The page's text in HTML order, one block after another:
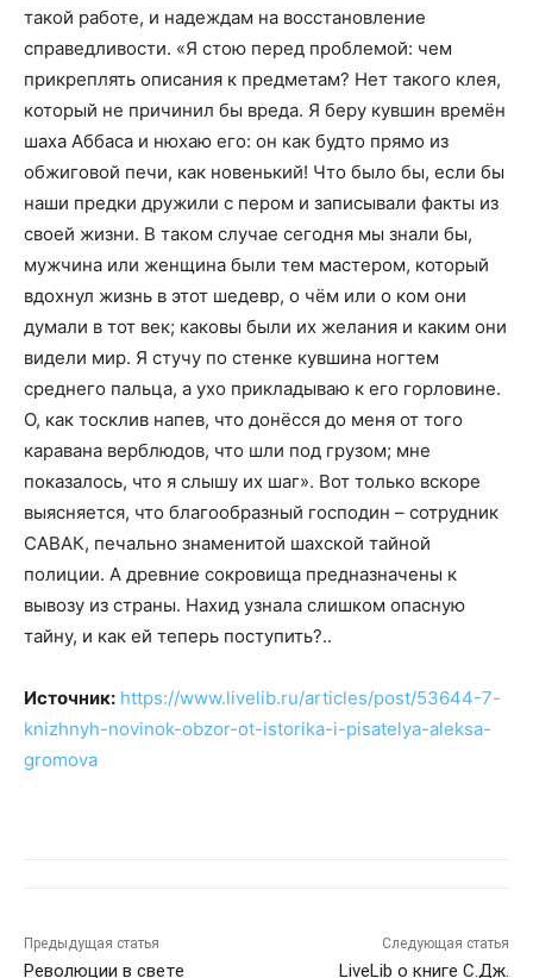
такой работе, и надеждам на восстановление
справедливости. «Я стою перед проблемой: чем
прикреплять описания к предметам? Нет такого клея,
который не причинил бы вреда. Я беру кувшин времён
шаха Аббаса и нюхаю его: он как будто прямо из
обжиговой печи, как новенький! Что было бы, если бы
наши предки дружили с пером и записывали факты из
своей жизни. В таком случае сегодня мы знали бы,
мужчина или женщина были тем мастером, который
вдохнул жизнь в этот шедевр, о чём или о ком они
думали в тот век; каковы были их желания и каким они
видели мир. Я стучу по стенке кувшина ногтем
среднего пальца, а ухо прикладываю к его горловине.
О, как тосклив напев, что донёсся до меня от того
каравана верблюдов, что шли под грузом; мне
показалось, что я слышу их шаг». Вот только вскоре
выясняется, что благообразный господин – сотрудник
САВАК, печально знаменитой шахской тайной
полиции. А древние сокровища предназначены к
вывозу из страны. Нахид узнала слишком опасную
тайну, и как ей теперь поступить?..
Источник: https://www.livelib.ru/articles/post/53644-7-
knizhnyh-novinok-obzor-ot-istorika-i-pisatelya-aleksa-
gromova
Предыдущая статья
Революции в свете
Следующая статья
LiveLib о книге С.Дж.